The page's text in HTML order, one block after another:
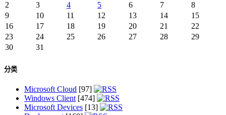
2
3 4 5 6 7
8
9
10 11 12 13 14
15
16
17 18 19 20 21
22
23
24 25 26 27 28
29
30
31
分类
Microsoft Cloud [97]
Windows Client[474]
Microsoft Devices [13]